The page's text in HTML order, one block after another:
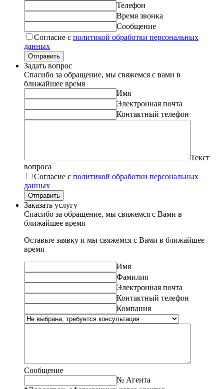
Телефон
Время звонка
Сообщение
Согласие с политикой обработки персональных
данных
Отправить
Задать вопрос
Спасибо за обращение, мы свяжемся с вами в
ближайшее время
Имя
Электронная почта
Контактный телефон
Текст
вопроса
Согласие с политикой обработки персональных
данных
Отправить
Заказать услугу
Спасибо за обращение, мы свяжемся с Вами в
ближайшее время
Оставьте заявку и мы свяжемся с Вами в ближайшее
время
Имя
Фамилия
Электронная почта
Контактный телефон
Компания
Сообщение
№ Агента